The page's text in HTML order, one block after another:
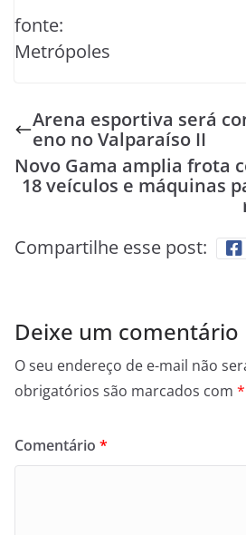
fonte:
Metrópoles
Arena esportiva será
eno no Valparaíso II
Novo Gama amplia frota
18 veículos e máquinas
Compartilhe esse post:
Deixe um comentário
O seu endereço de e-mail não
obrigatórios são marcados com *
Comentário *